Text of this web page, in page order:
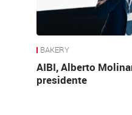
BAKERY
AIBI, Alberto
presidente